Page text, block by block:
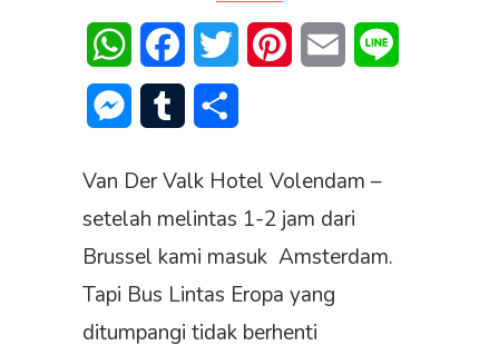
WhatsAppFacebookTwitter PinterestEmail
Messenger
Tumblr
Van Der Valk Hotel Volendam –
setelah melintas 1-2 jam dari
Brussel kami masuk Amsterdam.
Tapi Bus Lintas Eropa yang
ditumpangi tidak berhenti